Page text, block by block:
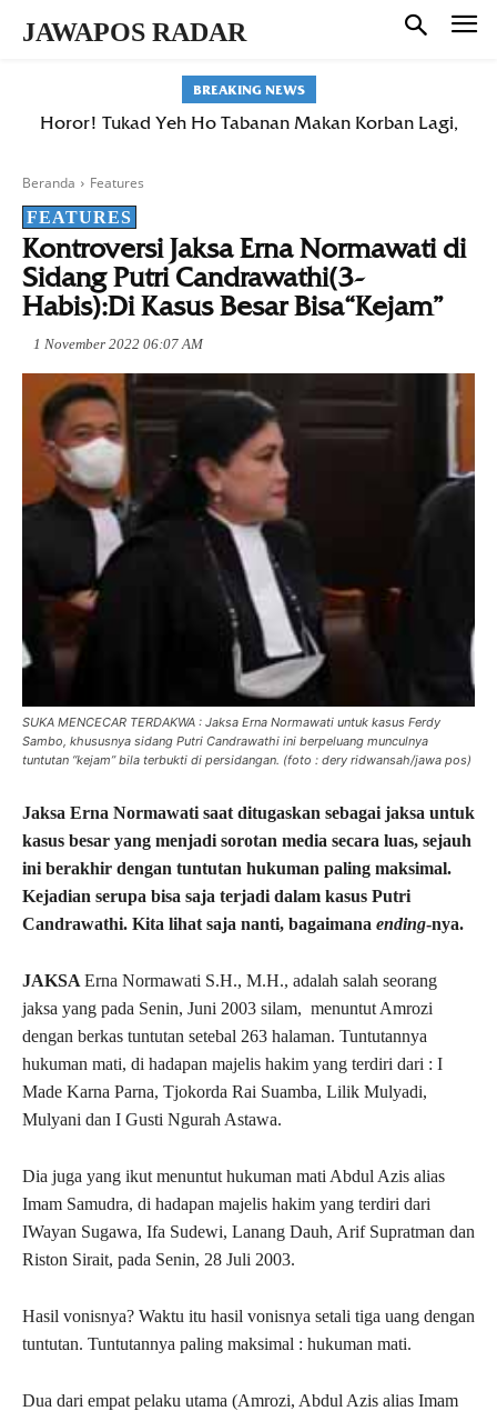
JAWAPOS RADAR
BREAKING NEWS
Horor! Tukad Yeh Ho Tabanan Makan Korban Lagi,
Warga Belumbang Hilang Terseret Arus Saat Mandi
Beranda
Features
FEATURES
Kontroversi Jaksa Erna Normawati di
Sidang Putri Candrawathi(3-
Habis):Di Kasus Besar Bisa“Kejam”
1 November 2022 06:07 AM
SUKA MENCECAR TERDAKWA : Jaksa Erna Normawati untuk kasus Ferdy
Sambo, khususnya sidang Putri Candrawathi ini berpeluang munculnya
tuntutan “kejam” bila terbukti di persidangan. (foto : dery ridwansah/jawa pos)
Jaksa Erna Normawati saat ditugaskan sebagai jaksa untuk
kasus besar yang menjadi sorotan media secara luas, sejauh
ini berakhir dengan tuntutan hukuman paling maksimal.
Kejadian serupa bisa saja terjadi dalam kasus Putri
Candrawathi. Kita lihat saja nanti, bagaimana ending-nya.
JAKSA Erna Normawati S.H., M.H., adalah salah seorang
jaksa yang pada Senin, Juni 2003 silam, menuntut Amrozi
dengan berkas tuntutan setebal 263 halaman. Tuntutannya
hukuman mati, di hadapan majelis hakim yang terdiri dari : I
Made Karna Parna, Tjokorda Rai Suamba, Lilik Mulyadi,
Mulyani dan I Gusti Ngurah Astawa.
Dia juga yang ikut menuntut hukuman mati Abdul Azis alias
Imam Samudra, di hadapan majelis hakim yang terdiri dari
IWayan Sugawa, Ifa Sudewi, Lanang Dauh, Arif Supratman dan
Riston Sirait, pada Senin, 28 Juli 2003.
Hasil vonisnya? Waktu itu hasil vonisnya setali tiga uang dengan
tuntutan. Tuntutannya paling maksimal : hukuman mati.
Dua dari empat pelaku utama (Amrozi, Abdul Azis alias Imam